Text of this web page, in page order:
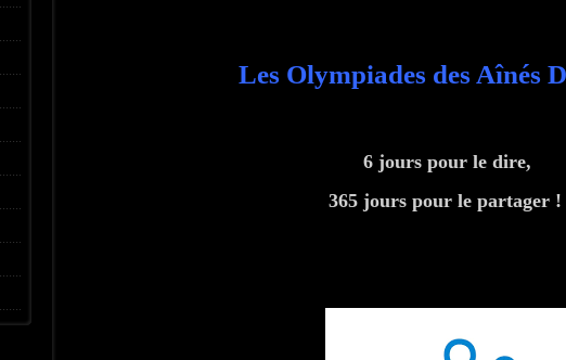
Les Olympiades des Aînés
6 jours pour le dire,
365 jours pour le partager !